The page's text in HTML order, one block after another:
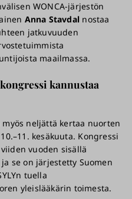
WONCA-järjestön
Anna Stavdal nostaa
jatkuvuuden
maailmassa.
kannustaa
neljättä kertaa nuorten
kesäkuuta. Kongressi
vuoden sisällä
se on järjestetty Suomen
tuella
yleislääkärin toimesta.